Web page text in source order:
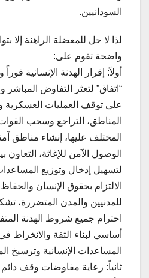
السودانيين.
لذا لا حل للمعضلة الراهنة إلا
واضحة تقوم على:
أولاً: إقرار الهدنة الإنسانية
“اتفاق” لتعثر التفاوض
على توقف العمليات العسكرية
المناطق، التراجع وسحب
المختلف عليها، إنشاء مناطق
الوصول الآمن للإغاثة، التعاون
لتسهيل إدخال وتوزيع
الالتزام بحقوق الإنسان
للمدنيين والمدن المتضررة،
احترام جميع شروط الهدنة
أساسي لبناء الثقة والانخراط
المساعدات الإنسانية وترسيخ
ثانياً: رعاية مفاوضات وقف دائم